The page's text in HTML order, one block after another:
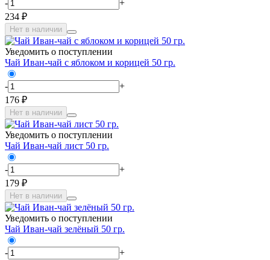
-
+
234 ₽
Нет в наличии
Уведомить о поступлении
Чай Иван-чай с яблоком и корицей 50 гр.
-
+
176 ₽
Нет в наличии
Уведомить о поступлении
Чай Иван-чай лист 50 гр.
-
+
179 ₽
Нет в наличии
Уведомить о поступлении
Чай Иван-чай зелёный 50 гр.
-
+